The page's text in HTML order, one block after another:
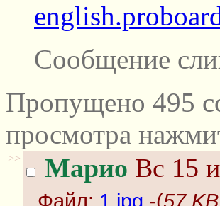
Сообщение
Пропущено 495
просмотра
>> Марио Вс 15
Файл: 1.jpg -(57